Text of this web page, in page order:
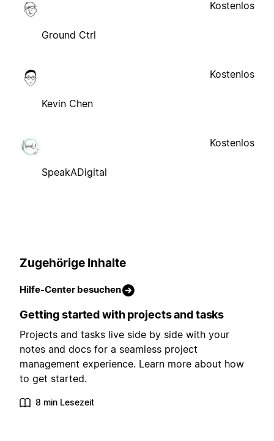
Ground Ctrl
Kostenlos
Kevin Chen
Kostenlos
SpeakADigital
Kostenlos
Zugehörige Inhalte
Hilfe-Center besuchen
Getting started with projects and tasks
Projects and tasks live side by side with your
notes and docs for a seamless project
management experience. Learn more about how
to get started.
8 min Lesezeit